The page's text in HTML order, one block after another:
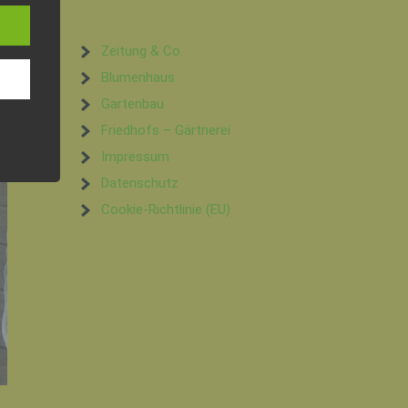
Zeitung & Co.
Blumenhaus
Gartenbau
Friedhofs – Gärtnerei
Impressum
Datenschutz
Cookie-Richtlinie (EU)